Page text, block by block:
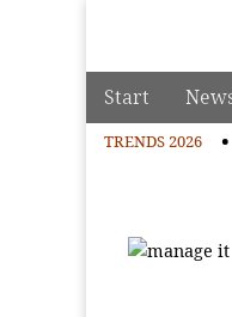
Main menu
Skip to content
Start
TRENDS 2026